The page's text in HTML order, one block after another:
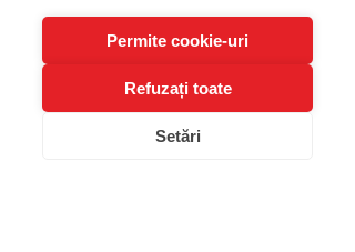
Permite cookie-uri
Refuzați toate
Setări
Tulburare de
personalitate narcisică:
Mituri vs. Realitate